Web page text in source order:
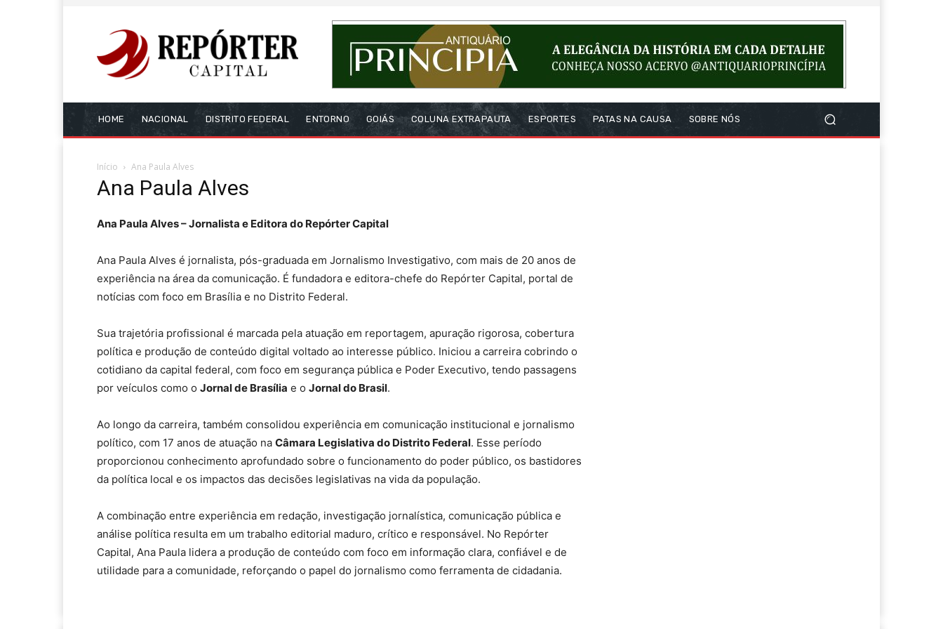
HOME NACIONAL DISTRITO FEDERAL ENTORNO GOIÁS COLUNA EXTRAPAUTA ESPORTES PATAS NA CAUSA SOBRE NÓS
Início Ana Paula Alves
Ana Paula Alves
Ana Paula Alves – Jornalista e Editora do Repórter Capital
Ana Paula Alves é jornalista, pós-graduada em Jornalismo Investigativo, com mais de 20 anos de
experiência na área da comunicação. É fundadora e editora-chefe do Repórter Capital, portal de
notícias com foco em Brasília e no Distrito Federal.
Sua trajetória profissional é marcada pela atuação em reportagem, apuração rigorosa, cobertura
política e produção de conteúdo digital voltado ao interesse público. Iniciou a carreira cobrindo o
cotidiano da capital federal, com foco em segurança pública e Poder Executivo, tendo passagens
por veículos como o Jornal de Brasília e o Jornal do Brasil.
Ao longo da carreira, também consolidou experiência em comunicação institucional e jornalismo
político, com 17 anos de atuação na Câmara Legislativa do Distrito Federal. Esse período
proporcionou conhecimento aprofundado sobre o funcionamento do poder público, os bastidores
da política local e os impactos das decisões legislativas na vida da população.
A combinação entre experiência em redação, investigação jornalística, comunicação pública e
análise política resulta em um trabalho editorial maduro, crítico e responsável. No Repórter
Capital, Ana Paula lidera a produção de conteúdo com foco em informação clara, confiável e de
utilidade para a comunidade, reforçando o papel do jornalismo como ferramenta de cidadania.